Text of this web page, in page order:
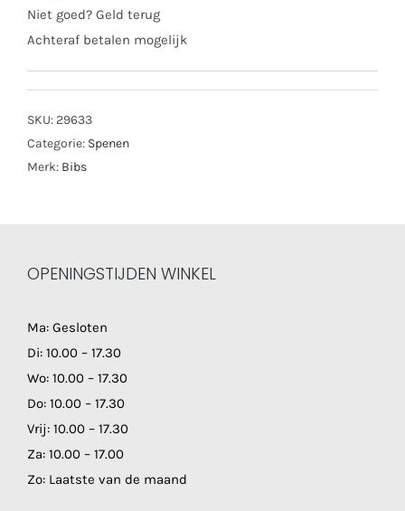
Niet goed? Geld terug
Achteraf betalen mogelijk
SKU: 29633
Categorie: Spenen
Merk: Bibs
OPENINGSTIJDEN WINKEL
Ma: Gesloten
Di: 10.00 – 17.30
Wo: 10.00 – 17.30
Do: 10.00 – 17.30
Vrij: 10.00 – 17.30
Za: 10.00 – 17.00
Zo: Laatste van de maand